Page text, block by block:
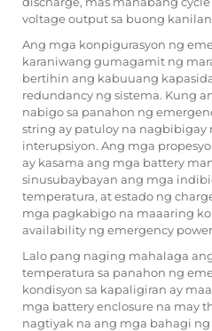
voltage output sa buong
Ang mga konpigurasyon ng
karaniwang gumagamit ng
bertihin ang kabuuang
redundancy ng sistema. Kung
nabigo sa panahon ng
string ay patuloy na
interupsiyon. Ang mga
ay kasama ang mga battery
sinusubaybayan ang mga
temperatura, at estado ng
mga pagkabigo na maaaring
availability ng emergency
Lalo pang naging mahalaga
temperatura sa panahon ng
kondisyon sa kapaligiran ay
mga battery enclosure na may
nagtiyak na ang mga bahagi ng